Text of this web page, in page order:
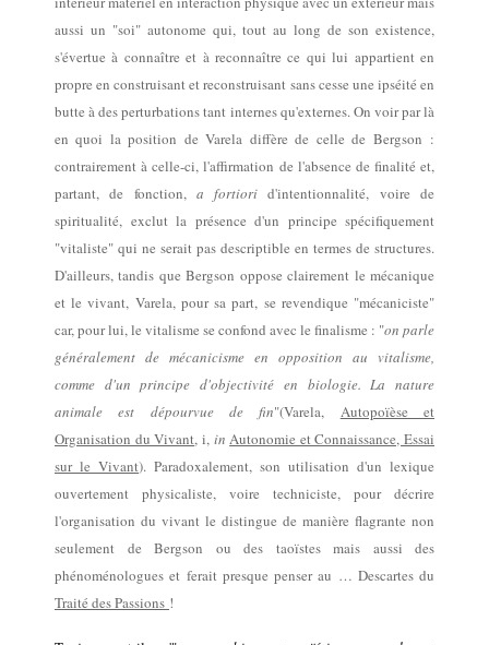
aussi un "soi" autonome qui, tout au long de son existence,
s'évertue à connaître et à reconnaître ce qui lui appartient en
propre en construisant et reconstruisant sans cesse une ipséité en
butteà desperturbations tant internes qu'externes.On voir par là
en quoi la position de Varela diffère de celle de Bergson :
contrairement à celle-ci, l'affirmation de l'absence de finalité et,
partant,de fonction, a fortiorid'intentionnalité, voire de
spiritualité, exclut la présence d'un principe spécifiquement
"vitaliste" qui ne serait pas descriptible en termes de structures.
D'ailleurs, tandis que Bergson oppose clairement le mécanique
et le vivant, Varela, pour sa part, se revendique "mécaniciste"
car, pour lui, le vitalisme se confond avec le finalisme : "on parle
généralement de mécanicisme en opposition au vitalisme,
comme d'un principe d'objectivité en biologie. La nature
animale est dépourvue de fin"(Varela, Autopoïèse et
Organisation du Vivant, i, inAutonomie et Connaissance, Essai
sur le Vivant). Paradoxalement, son utilisation d'un lexique
ouvertement physicaliste, voire techniciste, pour décrire
l'organisation du vivant le distingue de manière flagrante non
seulement de Bergson ou des taoïstes mais aussi des
phénoménologues et ferait presque penser au … Descartes du
Traité des Passions !